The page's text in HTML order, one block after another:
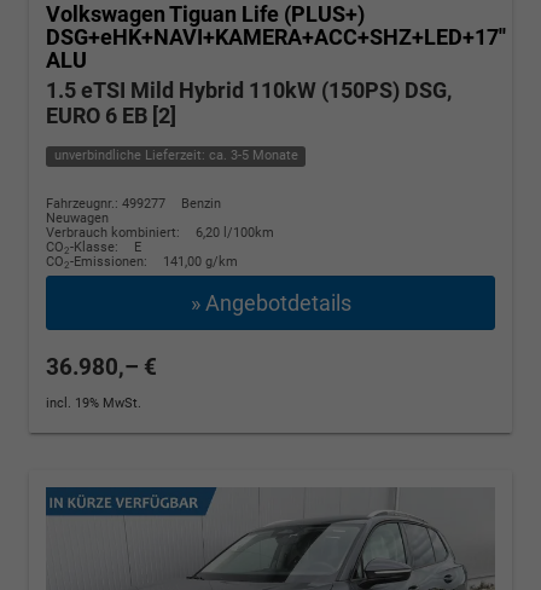
Volkswagen Tiguan Life (PLUS+)
DSG+eHK+NAVI+KAMERA+ACC+SHZ+LED+17''
ALU
1.5 eTSI Mild Hybrid 110kW (150PS) DSG,
EURO 6 EB [2]
unverbindliche Lieferzeit: ca. 3-5 Monate
Fahrzeugnr.: 499277
Benzin
Neuwagen
Verbrauch kombiniert:
6,20 l/100km
CO2-Klasse:
E
CO2-Emissionen: 141,00 g/km
» Angebotdetails
36.980,– €
incl. 19% MwSt.